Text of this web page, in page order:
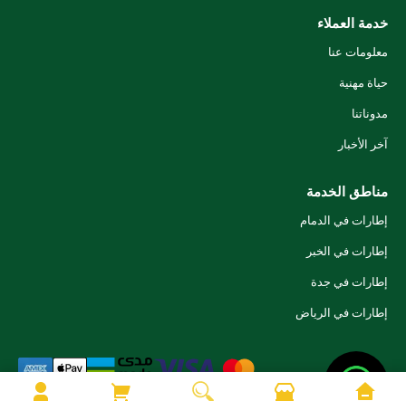
خدمة العملاء
معلومات عنا
حياة مهنية
مدوناتنا
آخر الأخبار
مناطق الخدمة
إطارات في الدمام
إطارات في الخبر
إطارات في جدة
إطارات في الرياض